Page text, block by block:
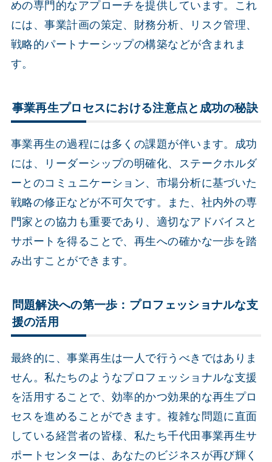
めの専門的なアプローチを提供しています。これ
には、事業計画の策定、財務分析、リスク管理、
戦略的パートナーシップの構築などが含まれま
す。
事業再生プロセスにおける注意点と成功の秘訣
事業再生の過程には多くの課題が伴います。成功
には、リーダーシップの明確化、ステークホルダ
ーとのコミュニケーション、市場分析に基づいた
戦略の修正などが不可欠です。また、社内外の専
門家との協力も重要であり、適切なアドバイスと
サポートを得ることで、再生への確かな一歩を踏
み出すことができます。
問題解決への第一歩：プロフェッショナルな支
援の活用
最終的に、事業再生は一人で行うべきではありま
せん。私たちのようなプロフェッショナルな支援
を活用することで、効率的かつ効果的な再生プロ
セスを進めることができます。複雑な問題に直面
している経営者の皆様、私たち千代田事業再生サ
ポートセンターは、あなたのビジネスが再び輝く